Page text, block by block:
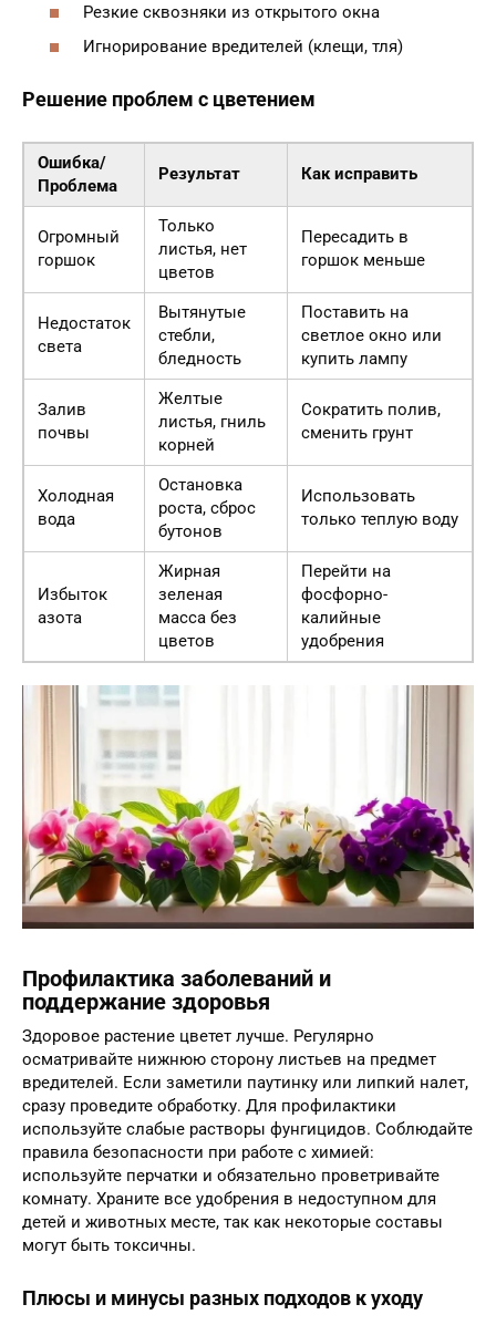
Резкие сквозняки из открытого окна
Игнорирование вредителей (клещи, тля)
Решение проблем с цветением
Ошибка/
Проблема
Результат Как исправить
Огромный
горшок
Только
листья, нет
цветов
Пересадить в
горшок меньше
Недостаток
света
Вытянутые
стебли,
бледность
Поставить на
светлое окно или
купить лампу
Залив
почвы
Желтые
листья, гниль
корней
Сократить полив,
сменить грунт
Холодная
вода
Остановка
роста, сброс
бутонов
Использовать
только теплую воду
Избыток
азота
Жирная
зеленая
масса без
цветов
Перейти на
фосфорно-
калийные
удобрения
Профилактика заболеваний и
поддержание здоровья
Здоровое растение цветет лучше. Регулярно
осматривайте нижнюю сторону листьев на предмет
вредителей. Если заметили паутинку или липкий налет,
сразу проведите обработку. Для профилактики
используйте слабые растворы фунгицидов. Соблюдайте
правила безопасности при работе с химией:
используйте перчатки и обязательно проветривайте
комнату. Храните все удобрения в недоступном для
детей и животных месте, так как некоторые составы
могут быть токсичны.
Плюсы и минусы разных подходов к уходу